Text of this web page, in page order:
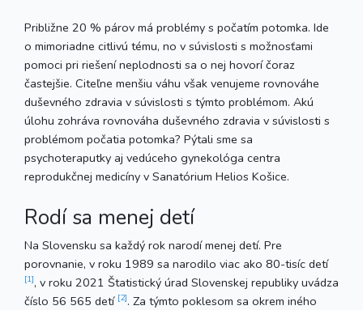
Približne 20 % párov má problémy s počatím potomka. Ide
o mimoriadne citlivú tému, no v súvislosti s možnosťami
pomoci pri riešení neplodnosti sa o nej hovorí čoraz
častejšie. Citeľne menšiu váhu však venujeme rovnováhe
duševného zdravia v súvislosti s týmto problémom. Akú
úlohu zohráva rovnováha duševného zdravia v súvislosti s
problémom počatia potomka? Pýtali sme sa
psychoteraputky aj vedúceho gynekológa centra
reprodukčnej medicíny v Sanatórium Helios Košice.
Rodí sa menej detí
Na Slovensku sa každý rok narodí menej detí. Pre
porovnanie, v roku 1989 sa narodilo viac ako 80-tisíc detí
[1], v roku 2021 Štatistický úrad Slovenskej republiky uvádza
číslo 56 565 detí [2]. Za týmto poklesom sa okrem iného